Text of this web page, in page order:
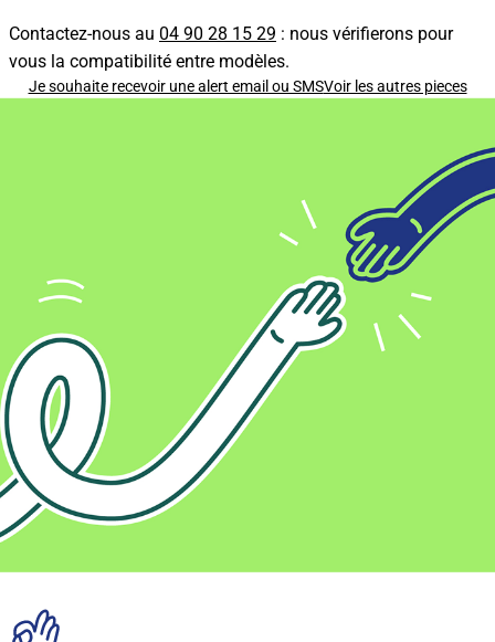
Contactez-nous au 04 90 28 15 29 : nous vérifierons pour
vous la compatibilité entre modèles.
Je souhaite recevoir une alert email ou SMSVoir les autres pieces